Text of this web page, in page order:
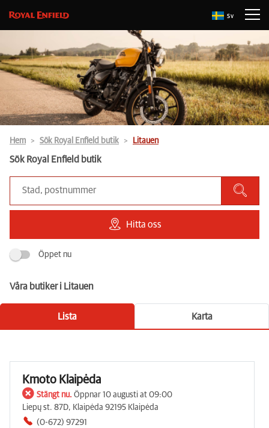
Sv
Hem Sök Royal Enfield butik Litauen
Sök Royal Enfield butik
Hitta oss
Öppet nu
Våra butiker i Litauen
Lista Karta
Kmoto Klaipėda
Stängt nu. Öppnar 10 augusti at 09:00
Liepų st. 87D, Klaipėda 92195 Klaipėda
(0-672) 97291